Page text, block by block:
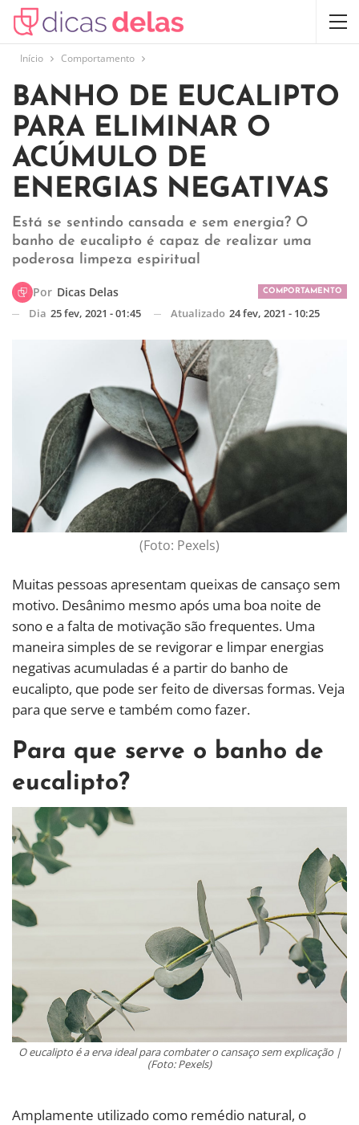
Início Comportamento
BANHO DE EUCALIPTO
PARA ELIMINAR O
ACÚMULO DE
ENERGIAS NEGATIVAS
Está se sentindo cansada e sem energia? O
banho de eucalipto é capaz de realizar uma
poderosa limpeza espiritual
COMPORTAMENTO
Por Dicas Delas
Dia 25 fev, 2021 - 01:45 Atualizado 24 fev, 2021 - 10:25
(Foto: Pexels)
Muitas pessoas apresentam queixas de cansaço sem
motivo. Desânimo mesmo após uma boa noite de
sono e a falta de motivação são frequentes. Uma
maneira simples de se revigorar e limpar energias
negativas acumuladas é a partir do banho de
eucalipto, que pode ser feito de diversas formas. Veja
para que serve e também como fazer.
Para que serve o banho de
eucalipto?
O eucalipto é a erva ideal para combater o cansaço sem explicação |
(Foto: Pexels)
Amplamente utilizado como remédio natural, o